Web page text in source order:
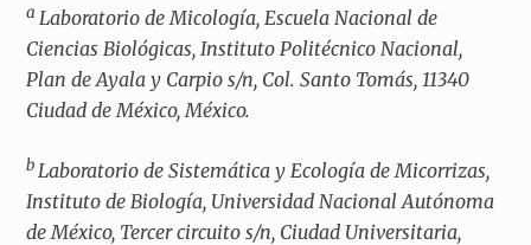
a Laboratorio de Micología, Escuela Nacional de
Ciencias Biológicas, Instituto Politécnico Nacional,
Plan de Ayala y Carpio s/n, Col. Santo Tomás, 11340
Ciudad de México, México.
b Laboratorio de Sistemática y Ecología de Micorrizas,
Instituto de Biología, Universidad Nacional Autónoma
de México, Tercer circuito s/n, Ciudad Universitaria,